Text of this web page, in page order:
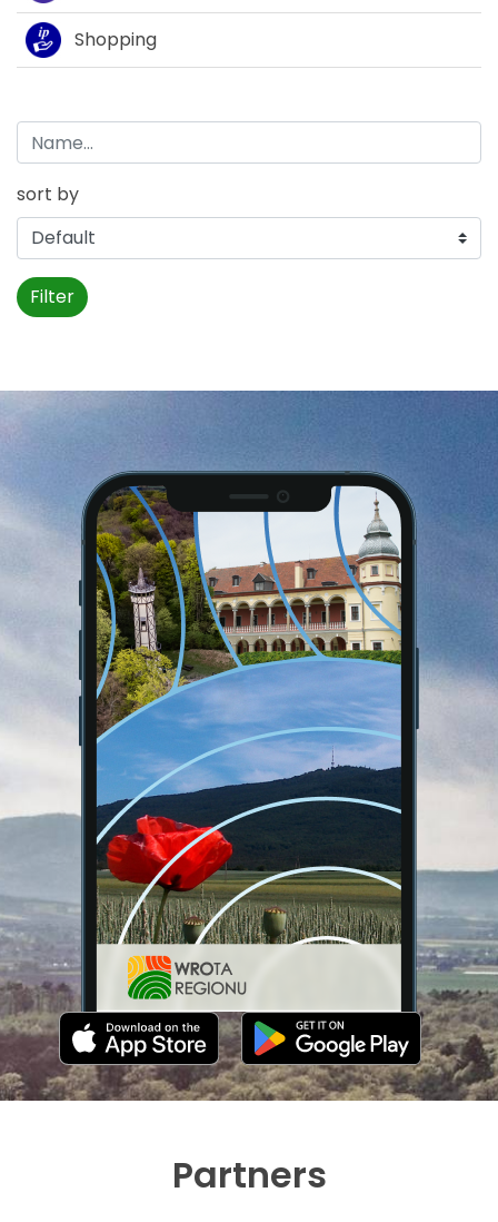
Shopping
sort by
Filter
Partners